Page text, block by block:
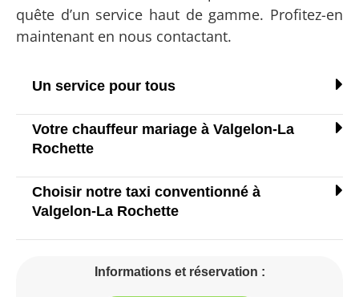
quête d’un service haut de gamme. Profitez-en
maintenant en nous contactant.
Un service pour tous
Votre chauffeur mariage à Valgelon-La
Rochette
Choisir notre taxi conventionné à
Valgelon-La Rochette
Informations et réservation :